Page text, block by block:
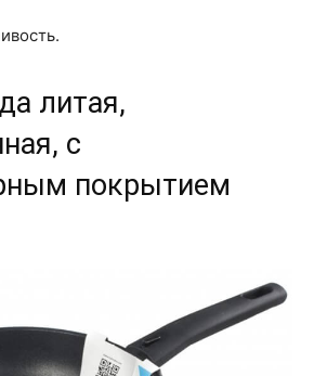
литая,
с
покрытием